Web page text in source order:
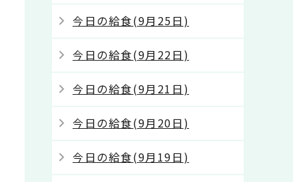
今日の給食(9月25日)
今日の給食(9月22日)
今日の給食(9月21日)
今日の給食(9月20日)
今日の給食(9月19日)